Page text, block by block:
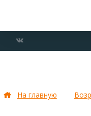
О СКАУТАХ
ОТРЯДЫ
ДОКУМЕНТЫ
На главную